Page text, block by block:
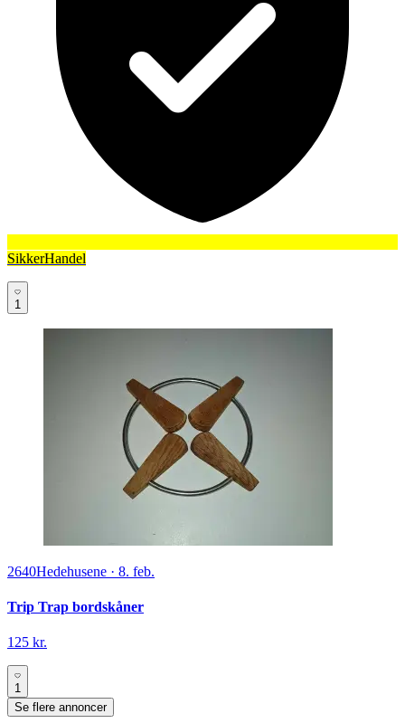
SikkerHandel
1
2640Hedehusene · 8. feb.
Trip Trap bordskåner
125 kr.
1
Se flere annoncer